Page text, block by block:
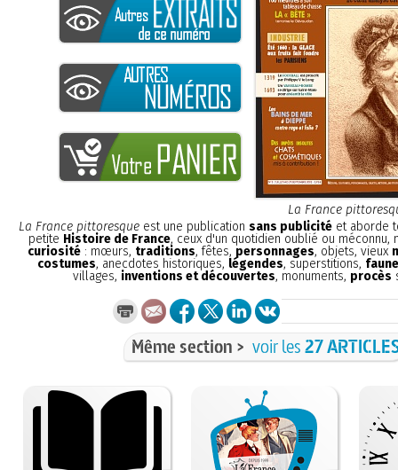
La France
La France pittoresque est une publication sans publicité et aborde
petite Histoire de France, ceux d'un quotidien oublié ou méconnu,
curiosité : mœurs, traditions, fêtes, personnages, objets, vieux
costumes, anecdotes historiques, légendes, superstitions,
villages, inventions et découvertes, monuments, procès
Même section > voir les27